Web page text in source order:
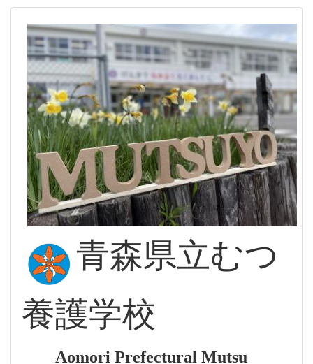
青森県立むつ
養護学校
Aomori Prefectural Mutsu